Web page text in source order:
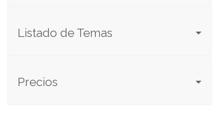
Listado de Temas
Precios